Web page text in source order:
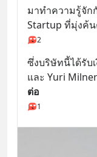
มาทำความรู้จัก
Startup ที่มุ่งค้
2
ซึ่งบริษัทนี้ได้รับ
และ Yuri
ต่อ
1